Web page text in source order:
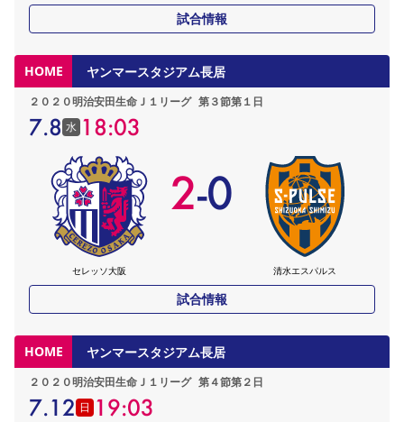
試合情報
HOME ヤンマースタジアム長居
２０２０明治安田生命Ｊ１リーグ 第３節第１日
7.8 水 18:03
セレッソ大阪
2-0
清水エスパルス
試合情報
HOME ヤンマースタジアム長居
２０２０明治安田生命Ｊ１リーグ 第４節第２日
7.12 日 19:03